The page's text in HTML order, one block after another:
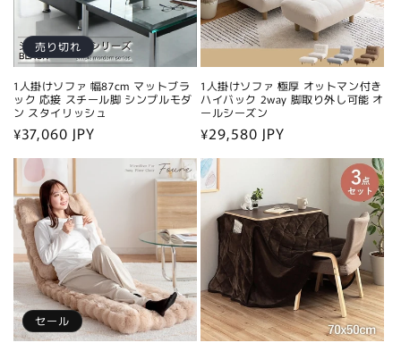
売り切れ
1人掛けソファ 幅87cm マットブラ
ック 応接 スチール脚 シンプルモダ
ン スタイリッシュ
通
常
価
格
¥37,060 JPY
1人掛けソファ 極厚 オットマン付き
ハイバック 2way 脚取り外し可能 オ
ールシーズン
通
常
価
格
¥29,580 JPY
セール